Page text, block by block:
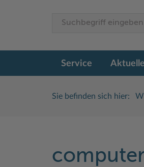
Service
Sie befinden sich hier: